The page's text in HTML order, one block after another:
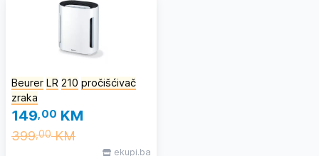
Beurer LR 210 pročišćivač
zraka
149,00 KM
399,00KM
ekupi.ba